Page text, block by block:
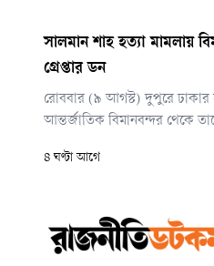
সালমান শাহ হত্যা মামলায়
গ্রেপ্তার ডন
রোববার (৯ আগস্ট) দুপুরে
আন্তর্জাতিক বিমানবন্দর থেকে
৪ ঘণ্টা আগে